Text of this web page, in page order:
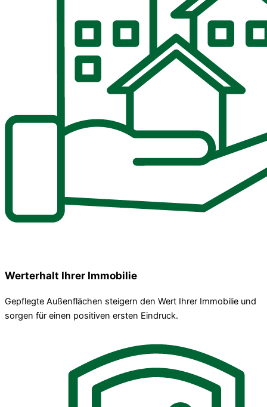
Werterhalt Ihrer Immobilie
Gepflegte Außenflächen steigern den Wert Ihrer Immobilie und
sorgen für einen positiven ersten Eindruck.